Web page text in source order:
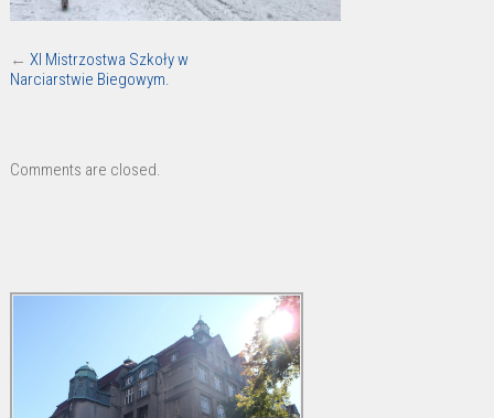
← XI Mistrzostwa Szkoły w
Narciarstwie Biegowym.
Comments are closed.